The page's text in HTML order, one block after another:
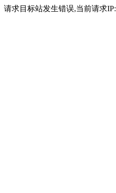
请求目标站发生错误,当前请求IP: